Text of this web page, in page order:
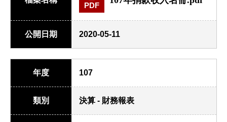
PDF
公開日期 2020-05-11
年度 107
類別 決算 - 財務報表